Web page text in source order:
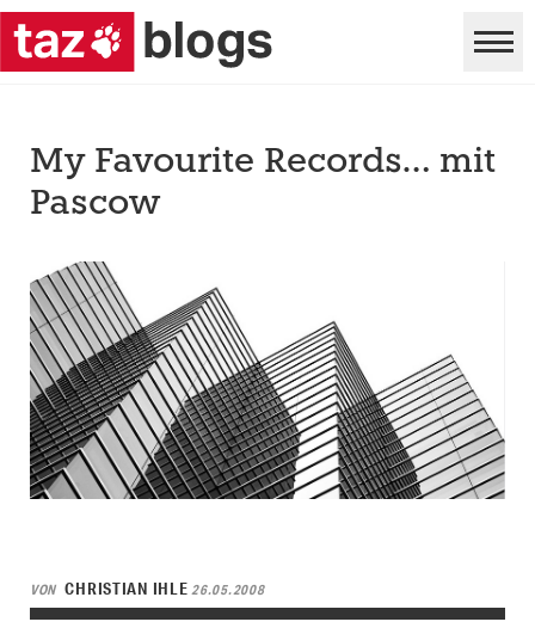
My Favourite Records… mit
Pascow
VON CHRISTIAN IHLE26.05.2008